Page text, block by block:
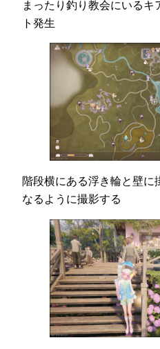
まったり釣り教会にいる
ト発生
階段横にある浮き輪と壁に
なるように撮影する